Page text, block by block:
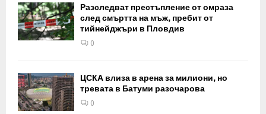
Разследват престъпление от омраза
след смъртта на мъж, пребит от
тийнейджъри в Пловдив
0
ЦСКА влиза в арена за милиони, но
тревата в Батуми разочарова
0